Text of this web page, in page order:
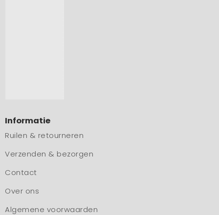
Informatie
Ruilen & retourneren
Verzenden & bezorgen
Contact
Over ons
Algemene voorwaarden